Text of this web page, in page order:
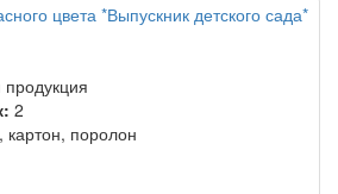
цвета *Выпускник детского сада*
2
картон, поролон